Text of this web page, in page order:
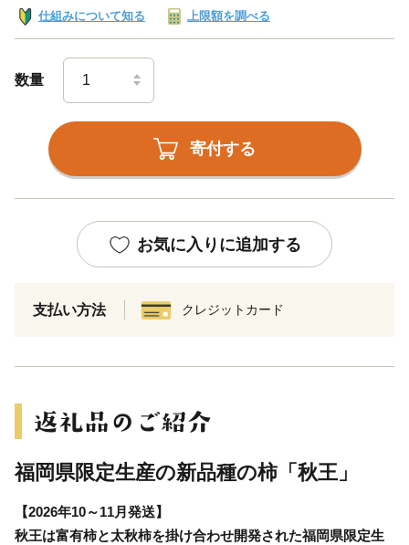
仕組みについて知る 上限額を調べる
数量
寄付する
お気に入りに追加する
支払い方法 クレジットカード
福岡県限定生産の新品種の柿「秋王」
【2026年10～11月発送】
秋王は富有柿と太秋柿を掛け合わせ開発された福岡県限定生